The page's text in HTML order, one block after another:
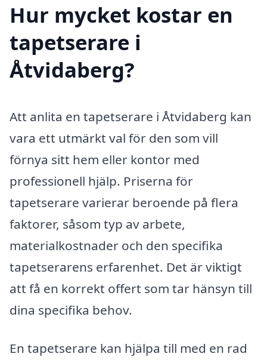
Hur mycket kostar en
tapetserare i
Åtvidaberg?
Att anlita en tapetserare i Åtvidaberg kan
vara ett utmärkt val för den som vill
förnya sitt hem eller kontor med
professionell hjälp. Priserna för
tapetserare varierar beroende på flera
faktorer, såsom typ av arbete,
materialkostnader och den specifika
tapetserarens erfarenhet. Det är viktigt
att få en korrekt offert som tar hänsyn till
dina specifika behov.
En tapetserare kan hjälpa till med en rad